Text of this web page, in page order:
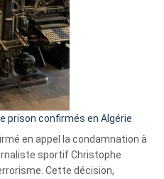
Irlande
et
Slovénie
rejettent
la
présence
d’Israël
prison confirmés en Algérie
en appel la condamnation à
sportif Christophe
Cette décision,